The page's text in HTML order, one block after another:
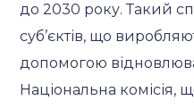
до 2030 року. Такий
суб’єктів, що
допомогою
Національна комісія,